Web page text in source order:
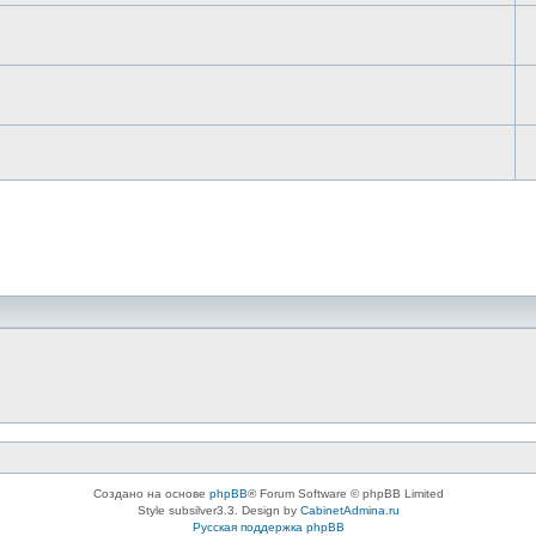
Создано на основе phpBB® Forum Software © phpBB Limited
Style subsilver3.3. Design by CabinetAdmina.ru
Русская поддержка phpBB